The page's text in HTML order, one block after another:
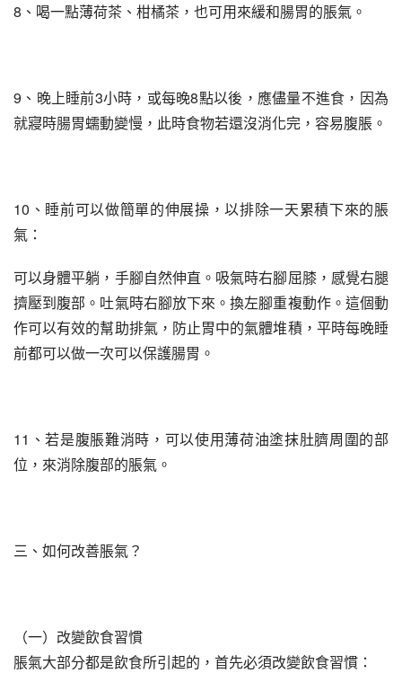
8、喝一點薄荷茶、柑橘茶，也可用來緩和腸胃的脹氣。
9、晚上睡前3小時，或每晚8點以後，應儘量不進食，因為
就寢時腸胃蠕動變慢，此時食物若還沒消化完，容易腹脹。
10、睡前可以做簡單的伸展操，以排除一天累積下來的脹
氣：
可以身體平躺，手腳自然伸直。吸氣時右腳屈膝，感覺右腿
擠壓到腹部。吐氣時右腳放下來。換左腳重複動作。這個動
作可以有效的幫助排氣，防止胃中的氣體堆積，平時每晚睡
前都可以做一次可以保護腸胃。
11、若是腹脹難消時，可以使用薄荷油塗抹肚臍周圍的部
位，來消除腹部的脹氣。
三、如何改善脹氣？
（一）改變飲食習慣
脹氣大部分都是飲食所引起的，首先必須改變飲食習慣：